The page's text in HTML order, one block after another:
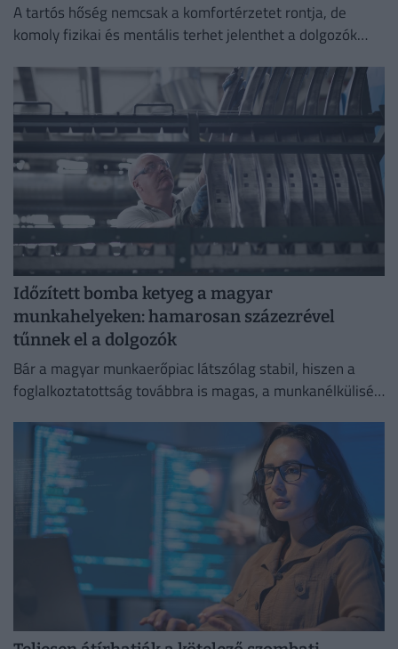
A tartós hőség nemcsak a komfortérzetet rontja, de
komoly fizikai és mentális terhet jelenthet a dolgozók
Időzített bomba ketyeg a magyar
munkahelyeken: hamarosan százezrével
tűnnek el a dolgozók
Bár a magyar munkaerőpiac látszólag stabil, hiszen a
foglalkoztatottság továbbra is magas, a munkanélküliség